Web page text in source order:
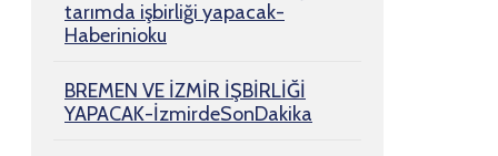
tarımda işbirliği yapacak-
Haberinioku
BREMEN VE İZMİR İŞBİRLİĞİ
YAPACAK-İzmirdeSonDakika